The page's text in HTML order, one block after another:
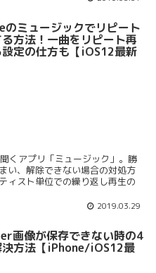
のミュージックでリピート
方法！一曲をリピート再
定の仕方も【iOS12最新
くアプリ「ミュージック」。勝
い、解除できない場合の対処方
ィスト単位での繰り返し再生の
2019.03.29
像が保存できない時の4
決方法【iPhone/iOS12最